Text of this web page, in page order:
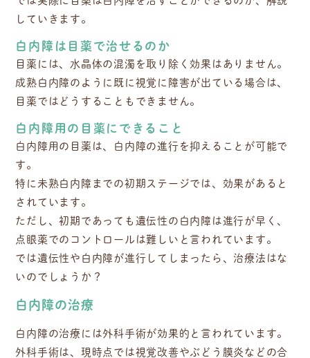
していきます。
白内障は目薬で治せるのか
目薬には、水晶体の混濁を取り除く効果はありません。
成熟白内障のように既に視覚に障害が出ている場合は、
目薬ではどうすることもできません。
白内障用の目薬にできること
白内障用の目薬は、白内障の進行を抑えることが可能で
す。
特に未熟白内障までの初期ステージでは、効果があると
されています。
ただし、初期であっても遺伝性の白内障は進行が早く、
点眼薬でのコントロールは難しいと言われています。
では遺伝性や白内障が進行してしまったら、治療法はな
いのでしょうか？
白内障の治療
白内障の治療には外科手術が効果的と言われています。
外科手術は、現時点では視覚改善やぶどう膜炎などの合